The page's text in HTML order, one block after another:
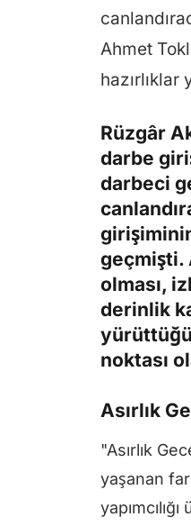
Ahmet
Rüzgâr
darbe
darbeci
geçmişti.
olması,
derinlik
noktası
Asırlık
"Asırlık
yaşanan